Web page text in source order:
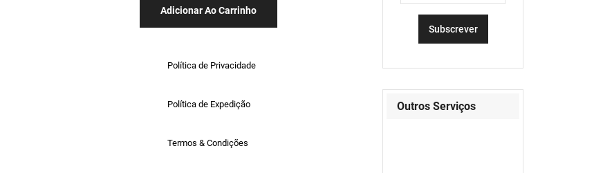
Adicionar Ao Carrinho
Política de Privacidade
Política de Expedição
Termos & Condições
Outros Serviços